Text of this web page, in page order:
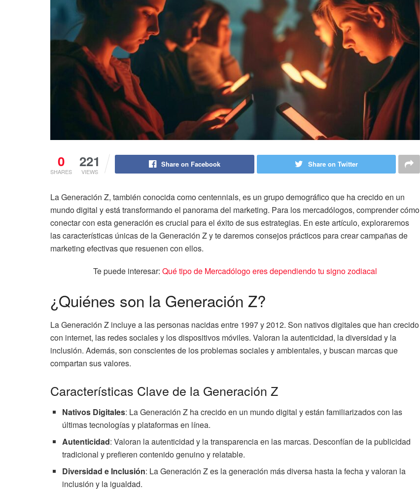
0
SHARES
221
VIEWS
Share on Facebook Share on Twitter
La Generación Z, también conocida como centennials, es un grupo demográfico que ha crecido en un
mundo digital y está transformando el panorama del marketing. Para los mercadólogos, comprender cómo
conectar con esta generación es crucial para el éxito de sus estrategias. En este artículo, exploraremos
las características únicas de la Generación Z y te daremos consejos prácticos para crear campañas de
marketing efectivas que resuenen con ellos.
Te puede interesar: Qué tipo de Mercadólogo eres dependiendo tu signo zodiacal
¿Quiénes son la Generación Z?
La Generación Z incluye a las personas nacidas entre 1997 y 2012. Son nativos digitales que han crecido
con internet, las redes sociales y los dispositivos móviles. Valoran la autenticidad, la diversidad y la
inclusión. Además, son conscientes de los problemas sociales y ambientales, y buscan marcas que
compartan sus valores.
Características Clave de la Generación Z
Nativos Digitales: La Generación Z ha crecido en un mundo digital y están familiarizados con las
últimas tecnologías y plataformas en línea.
Autenticidad: Valoran la autenticidad y la transparencia en las marcas. Desconfían de la publicidad
tradicional y prefieren contenido genuino y relatable.
Diversidad e Inclusión: La Generación Z es la generación más diversa hasta la fecha y valoran la
inclusión y la igualdad.